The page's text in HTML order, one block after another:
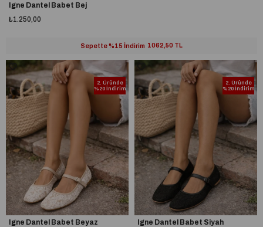
Igne Dantel Babet Bej
₺1.250,00
Sepette %15 İndirim 1062,50 TL
2. Üründe
%20 İndirim
Igne Dantel Babet Beyaz
2. Üründe
%20 İndirim
Igne Dantel Babet Siyah